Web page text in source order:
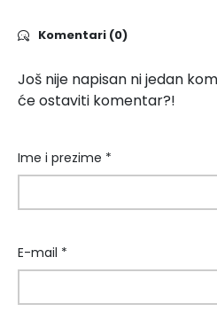
Komentari (0)
Još nije napisan ni jedan
će ostaviti komentar?!
Ime i prezime *
E-mail *